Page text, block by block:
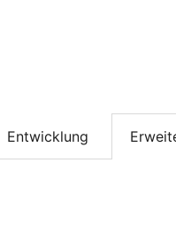
Entwicklung